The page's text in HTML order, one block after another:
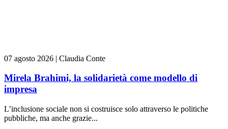
07 agosto 2026 | Claudia Conte
Mirela Brahimi, la solidarietà come modello di
impresa
L’inclusione sociale non si costruisce solo attraverso le politiche
pubbliche, ma anche grazie...